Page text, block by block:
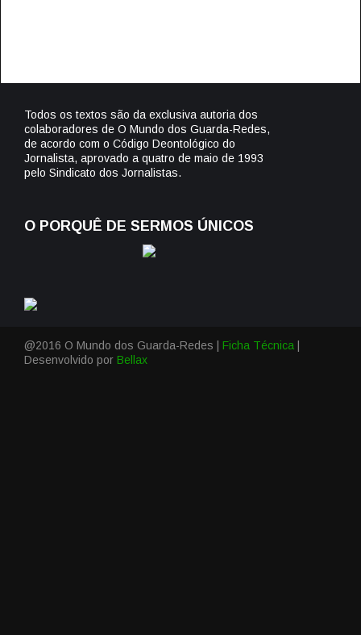
Todos os textos são da exclusiva autoria dos
colaboradores de O Mundo dos Guarda-Redes,
de acordo com o Código Deontológico do
Jornalista, aprovado a quatro de maio de 1993
pelo Sindicato dos Jornalistas.
O PORQUÊ DE SERMOS ÚNICOS
@2016 O Mundo dos Guarda-Redes | Ficha Técnica
Desenvolvido por Bellax